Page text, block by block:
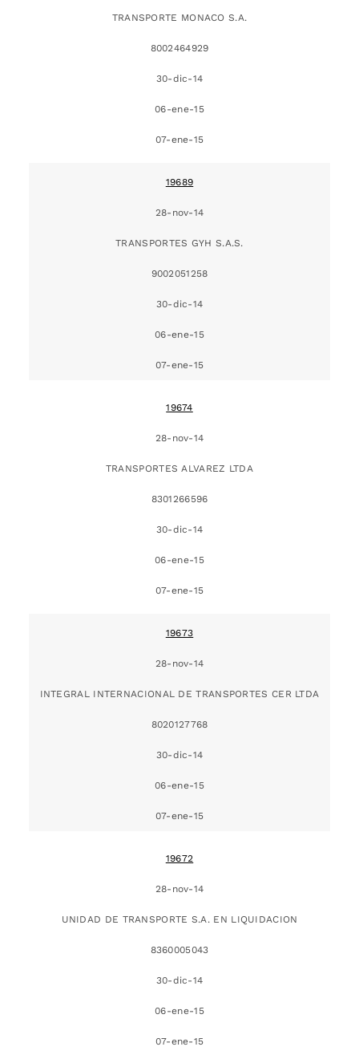
TRANSPORTE MONACO S.A.
8002464929
30-dic-14
06-ene-15
07-ene-15
19689
28-nov-14
TRANSPORTES GYH S.A.S.
9002051258
30-dic-14
06-ene-15
07-ene-15
19674
28-nov-14
TRANSPORTES ALVAREZ LTDA
8301266596
30-dic-14
06-ene-15
07-ene-15
19673
28-nov-14
INTEGRAL INTERNACIONAL DE TRANSPORTES CER LTDA
8020127768
30-dic-14
06-ene-15
07-ene-15
19672
28-nov-14
UNIDAD DE TRANSPORTE S.A. EN LIQUIDACION
8360005043
30-dic-14
06-ene-15
07-ene-15